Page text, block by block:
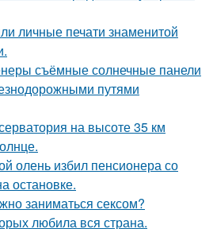
личные печати знаменитой
съёмные солнечные панели
путями
на высоте 35 км
олень избил пенсионера со
остановке.
заниматься сексом?
любила вся страна.